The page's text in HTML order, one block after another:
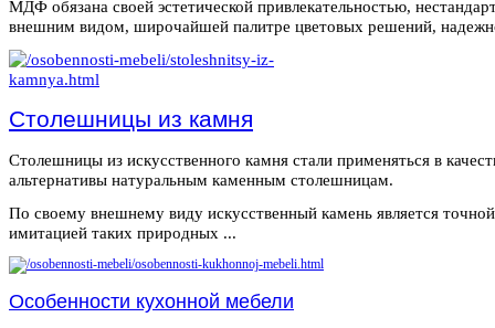
МДФ обязана своей эстетической привлекательностью,
внешним видом, широчайшей палитре цветовых решений,
Столешницы из камня
Столешницы из искусственного камня стали применяться в
альтернативы натуральным каменным столешницам.
По своему внешнему виду искусственный камень является точной
имитацией таких природных ...
Особенности кухонной мебели